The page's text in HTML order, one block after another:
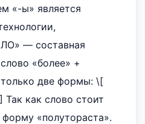
«-ы» является
— составная
«более» +
только две формы: \[
как слово стоит
«полутораста».